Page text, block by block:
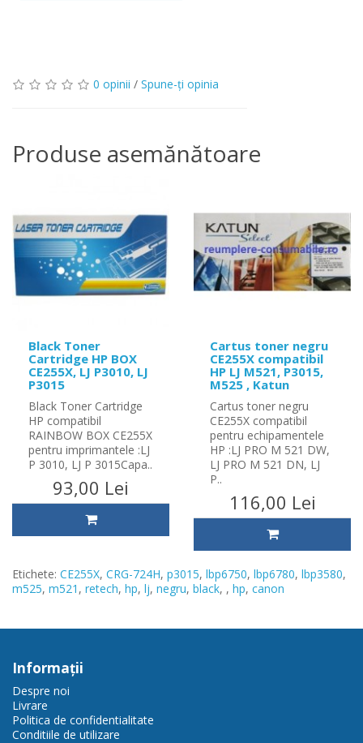
0 opinii / Spune-ţi opinia
Produse asemănătoare
Black Toner
Cartridge HP BOX
CE255X, LJ P3010, LJ
P3015
Black Toner Cartridge
HP compatibil
RAINBOW BOX CE255X
pentru imprimantele :LJ
P 3010, LJ P 3015Capa..
93,00 Lei
Cartus toner negru
CE255X compatibil
HP LJ M521, P3015,
M525 , Katun
Cartus toner negru
CE255X compatibil
pentru echipamentele
HP :LJ PRO M 521 DW,
LJ PRO M 521 DN, LJ
P..
116,00 Lei
Etichete: CE255X, CRG-724H, p3015, lbp6750, lbp6780, lbp3580,
m525, m521 , retech, hp, lj, negru, black, , hp, canon
Informaţii
Despre noi
Livrare
Politica de confidentialitate
Conditiile de utilizare